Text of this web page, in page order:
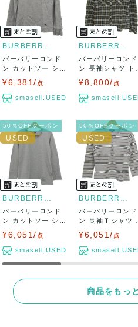
兵庫県から出荷
BURBERRY LONDON
バーバリーロンド
ン カットソー シャ
¥6,381/ 点
smasell.USED
BURBERRY LONDON
バーバリーロンド
ン 長袖シャツ ト
¥8,800/ 点
50％OFFクーポン
BURBERRY LONDON
バーバリーロンド
ン カットソー シャ
ツ トップス ...
¥6,051/ 点
smasell.USED
50％OFFクーポン
BURBERRY LONDON
バーバリーロンド
ン 長袖Ｔシャツ
ップス ヘンリ...
¥6,051/ 点
商品をもっ